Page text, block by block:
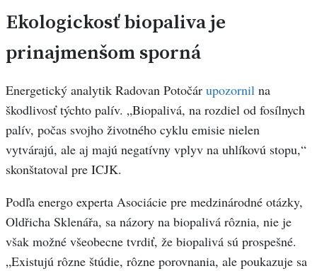
Ekologickosť biopaliva je
prinajmenšom sporná
Energetický analytik Radovan Potočár upozornil na
škodlivosť týchto palív. „Biopalivá, na rozdiel od fosílnych
palív, počas svojho životného cyklu emisie nielen
vytvárajú, ale aj majú negatívny vplyv na uhlíkovú stopu,“
skonštatoval pre ICJK.
Podľa energo experta Asociácie pre medzinárodné otázky,
Oldřicha Sklenářa, sa názory na biopalivá rôznia, nie je
však možné všeobecne tvrdiť, že biopalivá sú prospešné.
„Existujú rôzne štúdie, rôzne porovnania, ale poukazuje sa